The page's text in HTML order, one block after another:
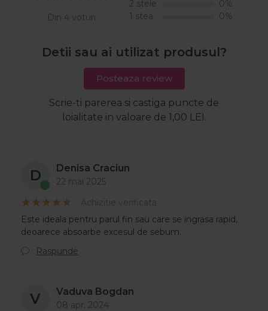
Din 4 voturi
2 stele
0%
1 stea
0%
Detii sau ai utilizat produsul?
Posteaza review
Scrie-ti parerea si castiga puncte de
loialitate in valoare de 1,00 LEI.
D Denisa Craciun
22 mai 2025
Achizitie verificata
Este ideala pentru parul fin sau care se ingrasa rapid,
deoarece absoarbe excesul de sebum.
Raspunde
V Vaduva Bogdan
08 apr. 2024